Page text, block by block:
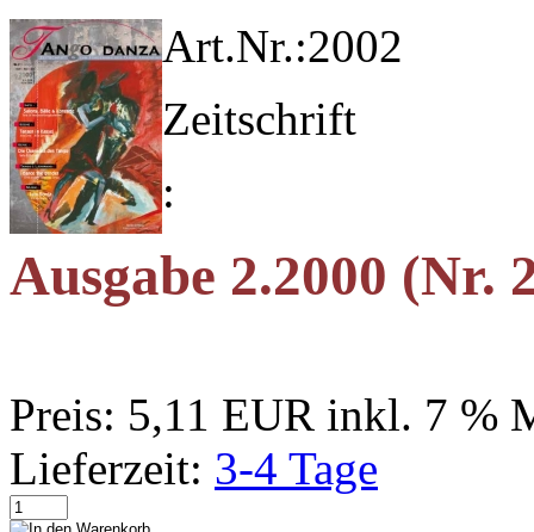
Art.Nr.:2002
Zeitschrift
:
Ausgabe 2.2000 (Nr.
Preis: 5,11 EUR inkl. 7 %
Lieferzeit: 3-4 Tage